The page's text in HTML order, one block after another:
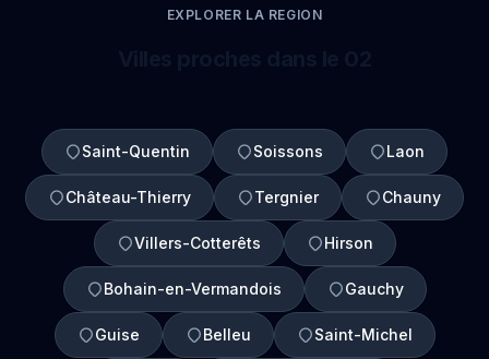
EXPLORER LA REGION
Saint-Quentin Soissons Laon
Château-Thierry Tergnier Chauny
Villers-Cotterêts Hirson
Bohain-en-Vermandois Gauchy
Guise Belleu Saint-Michel